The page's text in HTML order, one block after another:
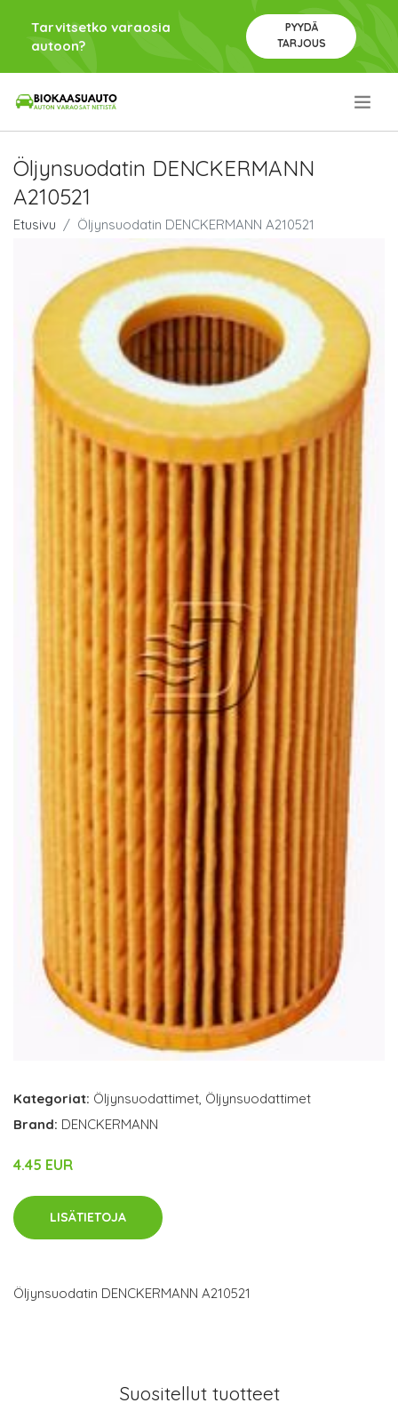
Tarvitsetko varaosia
autoon?
PYYDÄ
TARJOUS
Öljynsuodatin DENCKERMANN
A210521
Etusivu Öljynsuodatin DENCKERMANN A210521
Kategoriat: Öljynsuodattimet Öljynsuodattimet
Brand: DENCKERMANN
4.45 EUR
LISÄTIETOJA
Öljynsuodatin DENCKERMANN A210521
Suositellut tuotteet